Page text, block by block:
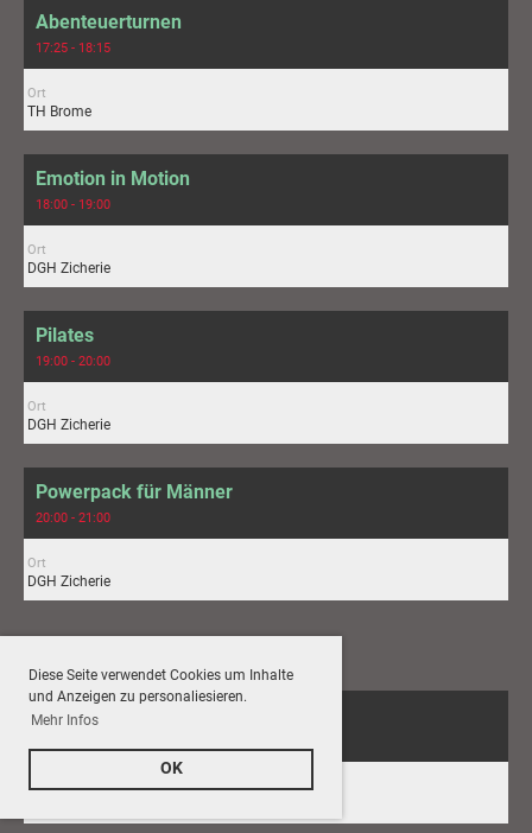
Diese Seite verwendet Cookies um Inhalte
und Anzeigen zu personaliesieren.
Mehr Infos
OK
Abenteuerturnen
17:25 - 18:15
Ort
TH Brome
Emotion in Motion
18:00 - 19:00
Ort
DGH Zicherie
Pilates
19:00 - 20:00
Ort
DGH Zicherie
Powerpack für Männer
20:00 - 21:00
Ort
DGH Zicherie
Freitag 11.09.2026
Eltern-Kund-Turnen
Ort